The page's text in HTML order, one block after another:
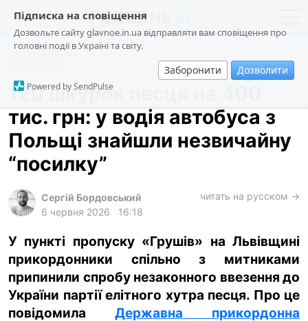
Підписка на сповіщення
Дозвольте сайту glavnoe.in.ua відправляти вам сповіщення про
головні події в Україні та світу.
Заборонити Дозволити
Powered by SendPulse
новини
про проєкт
суспільство
події
кримінал
харків
gambling
Кримінал
120 шкурок песця на 400
тис. грн: у водія автобуса з
Польщі знайшли незвичайну
“посилку”
Сергій Бордовський
6 червня 2026
16:18
читать на русском →
У пункті пропуску «Грушів» на Львівщині
прикордонники спільно з митниками
припинили спробу незаконного ввезення до
України партії елітного хутра песця. Про це
повідомила Державна прикордонна